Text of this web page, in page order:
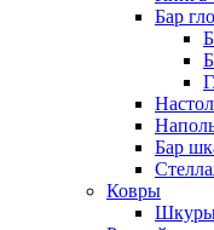
Бар
Бар
Ковры